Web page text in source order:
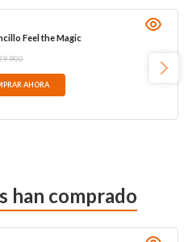
Feel the Magic
.900
AHORA
han comprado